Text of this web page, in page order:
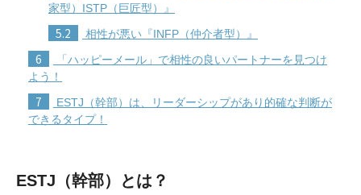
家型）ISTP（巨匠型）』
5.2 相性が悪い『INFP（仲介者型）』
6
「ハッピーメール」で相性の良いパートナーを見つけ
よう！
7
ESTJ（幹部）は、リーダーシップがあり的確な判断が
できるタイプ！
ESTJ（幹部）とは？